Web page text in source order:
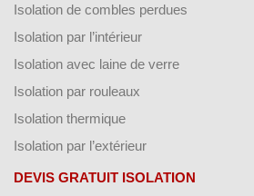
Isolation de combles perdues
Isolation par l’intérieur
Isolation avec laine de verre
Isolation par rouleaux
Isolation thermique
Isolation par l’extérieur
DEVIS GRATUIT ISOLATION